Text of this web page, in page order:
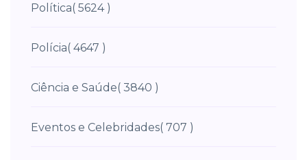
Política( 5624 )
Polícia( 4647 )
Ciência e Saúde( 3840 )
Eventos e Celebridades( 707 )